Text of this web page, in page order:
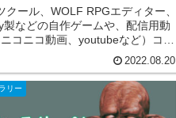
覧 画像
クール、WOLF RPGエディター、
製などの自作ゲームや、配信用動
コニコ動画、youtubeなど）コン
ツ、TRPGのセッションなどで使え
ロモン72柱の悪魔素材のギャラリ
。各素材のファイルサイズや詳
ジの移動やダウンロードができ
。商用利用可能です。
2022.08.20
リー